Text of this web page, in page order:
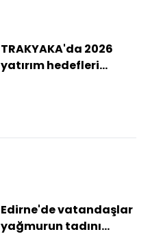
TRAKYAKA'da 2026
yatırım hedefleri
Edirne'de vatandaşlar
yağmurun tadını